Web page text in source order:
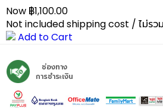
Now ฿1,100.00
Not included shipping cost / ไม่รว
Add to Cart
ช่องทาง
การชำระเงิน